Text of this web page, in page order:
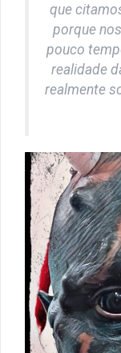
que
porque
pouco
realidade
realmente